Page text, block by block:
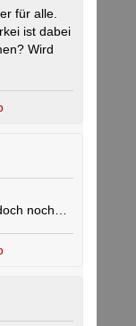
für alle.
ist dabei
Wird
noch…